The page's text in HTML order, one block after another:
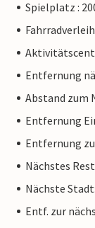
Spielplatz :
Entfernung
Abstand zum
Entfernung
Entfernung
Nächstes
Nächste
Entf. zur